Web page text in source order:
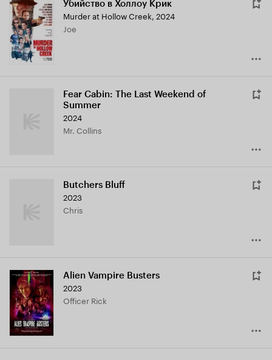
Убийство в Холлоу Крик
Murder at Hollow Creek, 2024
Joe
Fear Cabin: The Last Weekend of
Summer
2024
Mr. Collins
Butchers Bluff
2023
Chris
Alien Vampire Busters
2023
Officer Rick